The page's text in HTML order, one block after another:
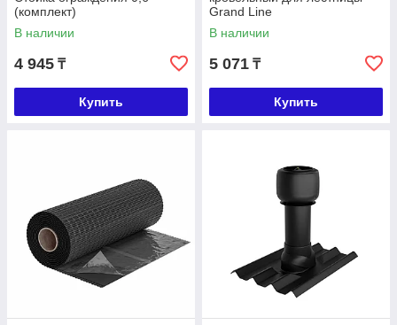
(комплект)
В наличии
4 945 ₸
Купить
Grand Line
В наличии
5 071 ₸
Купить